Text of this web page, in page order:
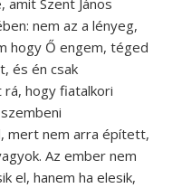
nem az a lényeg,
hogy Ő engem, téged
és én csak
hogy fiatalkori
mert nem arra épített,
Az ember nem
el, hanem ha elesik,